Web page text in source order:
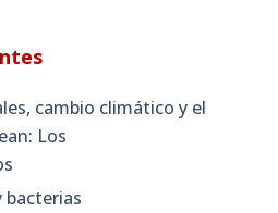
cambio climático y el
Los
bacterias